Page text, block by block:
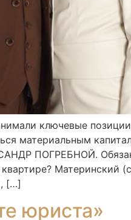
ключевые
материальным
ПОГРЕБНОЙ.
Материнский
[…]
юриста»